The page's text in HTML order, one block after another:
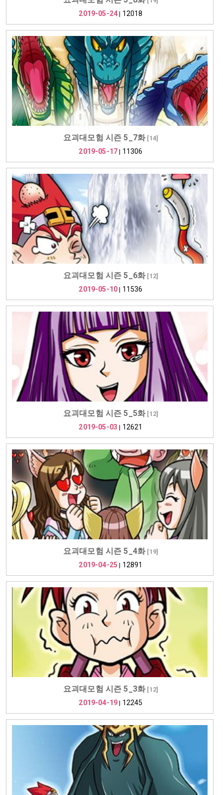
2019-05-24 12018
요괴대모험 시즌 5_7화[14]
2019-05-17 11306
요괴대모험 시즌 5_6화[12]
2019-05-10 11536
요괴대모험 시즌 5_5화[12]
2019-05-03 12621
요괴대모험 시즌 5_4화[19]
2019-04-25 12891
요괴대모험 시즌 5_3화[12]
2019-04-19 12245